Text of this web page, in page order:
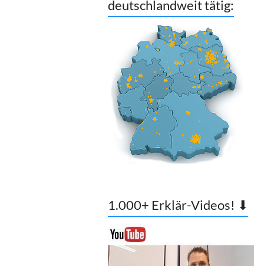
deutschlandweit tätig:
1.000+ Erklär-Videos! ⬇